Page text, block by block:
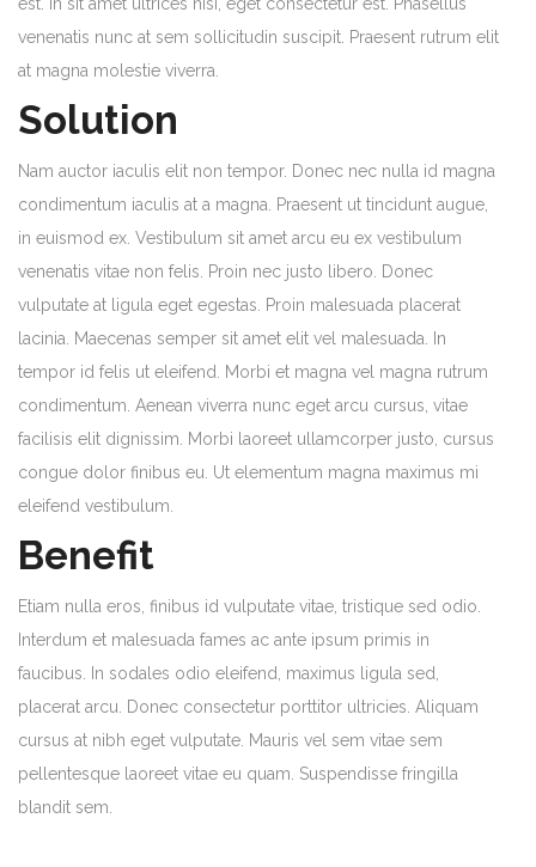
venenatis nunc at sem sollicitudin suscipit. Praesent rutrum elit
at magna molestie viverra.
Solution
Nam auctor iaculis elit non tempor. Donec nec nulla id magna
condimentum iaculis at a magna. Praesent ut tincidunt augue,
in euismod ex. Vestibulum sit amet arcu eu ex vestibulum
venenatis vitae non felis. Proin nec justo libero. Donec
vulputate at ligula eget egestas. Proin malesuada placerat
lacinia. Maecenas semper sit amet elit vel malesuada. In
tempor id felis ut eleifend. Morbi et magna vel magna rutrum
condimentum. Aenean viverra nunc eget arcu cursus, vitae
facilisis elit dignissim. Morbi laoreet ullamcorper justo, cursus
congue dolor finibus eu. Ut elementum magna maximus mi
eleifend vestibulum.
Benefit
Etiam nulla eros, finibus id vulputate vitae, tristique sed odio.
Interdum et malesuada fames ac ante ipsum primis in
faucibus. In sodales odio eleifend, maximus ligula sed,
placerat arcu. Donec consectetur porttitor ultricies. Aliquam
cursus at nibh eget vulputate. Mauris vel sem vitae sem
pellentesque laoreet vitae eu quam. Suspendisse fringilla
blandit sem.